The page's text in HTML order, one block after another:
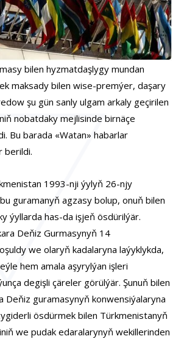
bilen hyzmatdaşlygy mundan
maksady bilen wise-premýer, daşary
şu gün sanly ulgam arkaly geçirilen
nobatdaky mejlisinde birnäçe
Bu barada «Watan» habarlar
berildi.
1993-nji ýylyň 26-njy
guramanyň agzasy bolup, onuň bilen
ýyllarda has-da işjeň ösdürilýär.
Deňiz Gurmasynyň 14
we olaryň kadalaryna laýyklykda,
hem amala aşyrylýan işleri
degişli çäreler görülýär. Şunuň bilen
Deňiz guramasynyň konwensiýalaryna
ösdürmek bilen Türkmenistanyň
we pudak edaralarynyň wekillerinden